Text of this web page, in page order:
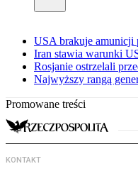
USA brakuje amunicji
Iran stawia warunki
Rosjanie ostrzelali
Najwyższy rangą
Promowane treści
KONTAKT